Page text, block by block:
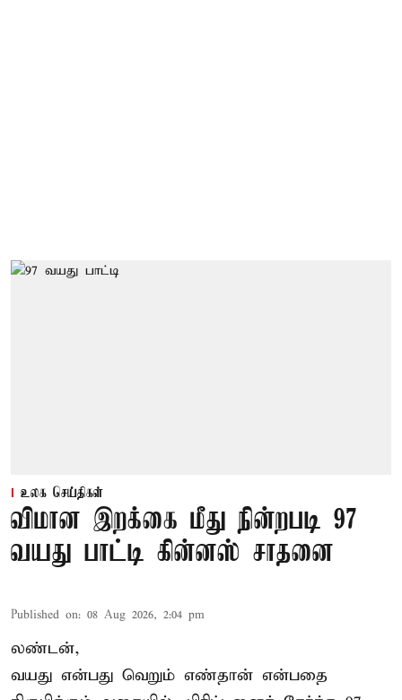
உலக செய்திகள்
விமான இறக்கை மீது நின்றபடி 97
வயது பாட்டி கின்னஸ் சாதனை
Published on: 08 Aug 2026, 2:04 pm
லண்டன்,
வயது என்பது வெறும் எண்தான் என்பதை